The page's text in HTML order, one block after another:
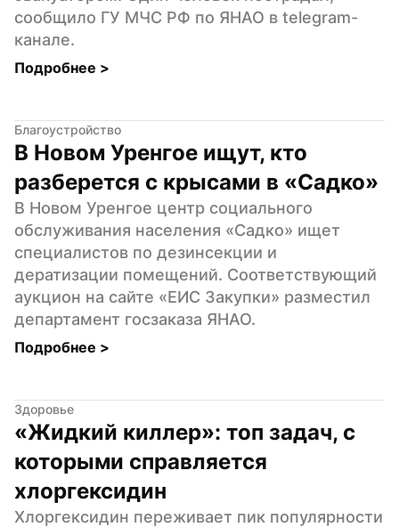
сообщило ГУ МЧС РФ по ЯНАО в telegram-
канале.
Подробнее >
Благоустройство
В Новом Уренгое ищут, кто
разберется с крысами в «Садко‎»
В Новом Уренгое центр социального
обслуживания населения «Садко» ищет
специалистов по дезинсекции и
дератизации помещений. Соответствующий
аукцион на сайте «ЕИС Закупки» разместил
департамент госзаказа ЯНАО.
Подробнее >
Здоровье
«Жидкий киллер»: топ задач, с
которыми справляется
хлоргексидин
Хлоргексидин переживает пик популярности